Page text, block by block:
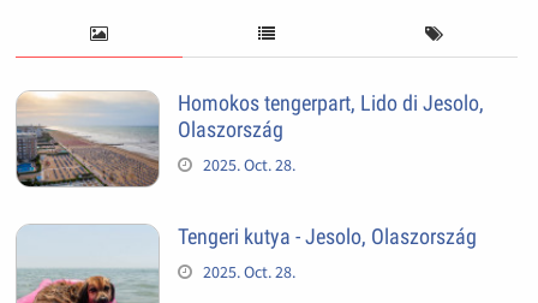
Homokos tengerpart, Lido di Jesolo,
Olaszország
2025. Oct. 28.
Tengeri kutya - Jesolo, Olaszország
2025. Oct. 28.